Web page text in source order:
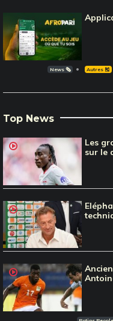
News 🗞️ Autres 🎽
Top News
Les
sur le